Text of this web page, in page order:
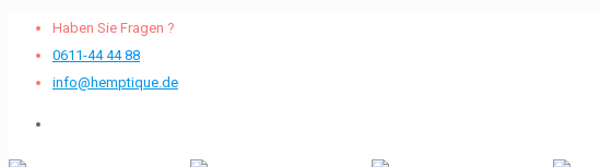
Haben Sie Fragen ?
0611-44 44 88
info@hemptique.de